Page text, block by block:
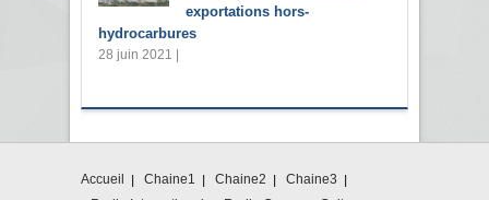
exportations hors-
hydrocarbures
28 juin 2021 |
Accueil Chaine1 Chaine2
Chaine3